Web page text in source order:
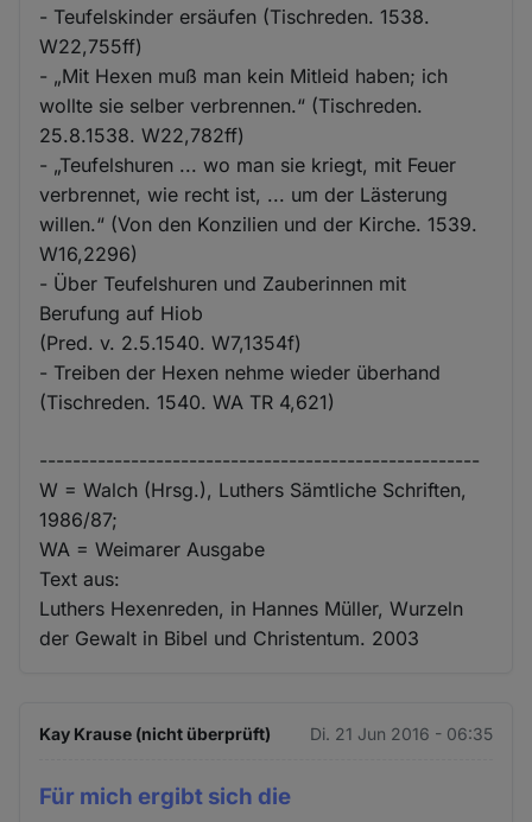
- Teufelskinder ersäufen (Tischreden. 1538.
W22,755ff)
- „Mit Hexen muß man kein Mitleid haben; ich
wollte sie selber verbrennen.“ (Tischreden.
25.8.1538. W22,782ff)
- „Teufelshuren ... wo man sie kriegt, mit Feuer
verbrennet, wie recht ist, ... um der Lästerung
willen.“ (Von den Konzilien und der Kirche. 1539.
W16,2296)
- Über Teufelshuren und Zauberinnen mit
Berufung auf Hiob
(Pred. v. 2.5.1540. W7,1354f)
- Treiben der Hexen nehme wieder überhand
(Tischreden. 1540. WA TR 4,621)
-----------------------------------------------------
W = Walch (Hrsg.), Luthers Sämtliche Schriften,
1986/87;
WA = Weimarer Ausgabe
Text aus:
Luthers Hexenreden, in Hannes Müller, Wurzeln
der Gewalt in Bibel und Christentum. 2003
Kay Krause (nicht überprüft) Di. 21 Jun 2016 - 06:35
Für mich ergibt sich die